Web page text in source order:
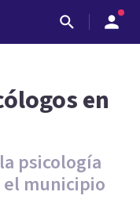
en
psicología
el municipio